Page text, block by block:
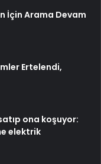
İçin Arama Devam
Ertelendi,
ona koşuyor:
elektrik